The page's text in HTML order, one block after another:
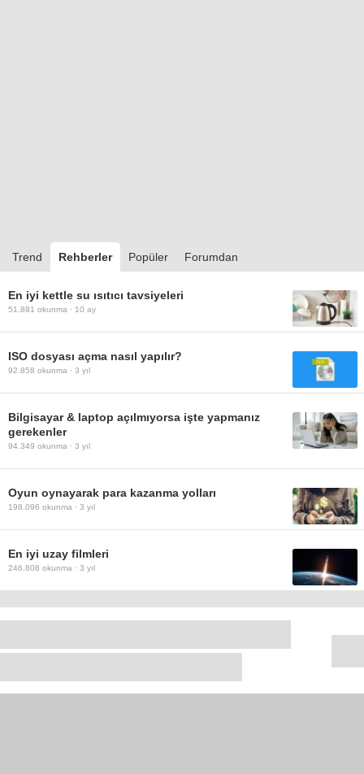
Trend Rehberler Popüler Forumdan
En iyi kettle su ısıtıcı tavsiyeleri
51.881 okunma · 10 ay
ISO dosyası açma nasıl yapılır?
92.858 okunma · 3 yıl
Bilgisayar & laptop açılmıyorsa işte yapmanız
gerekenler
94.349 okunma · 3 yıl
Oyun oynayarak para kazanma yolları
198.096 okunma · 3 yıl
En iyi uzay filmleri
246.808 okunma · 3 yıl